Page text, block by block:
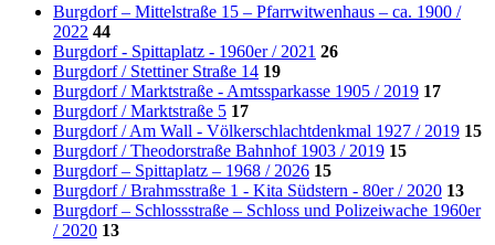
Burgdorf – Mittelstraße 15 – Pfarrwitwenhaus – ca. 1900 /
2022 44
Burgdorf - Spittaplatz - 1960er / 2021 26
Burgdorf / Stettiner Straße 14 19
Burgdorf / Marktstraße - Amtssparkasse 1905 / 2019 17
Burgdorf / Marktstraße 5 17
Burgdorf / Am Wall - Völkerschlachtdenkmal 1927 / 2019 15
Burgdorf / Theodorstraße Bahnhof 1903 / 2019 15
Burgdorf – Spittaplatz – 1968 / 2026 15
Burgdorf / Brahmsstraße 1 - Kita Südstern - 80er / 2020 13
Burgdorf – Schlossstraße – Schloss und Polizeiwache 1960er
/ 2020 13